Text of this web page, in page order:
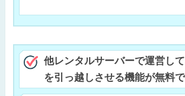
他レンタルサーバーで運営し
を引っ越しさせる機能が無料